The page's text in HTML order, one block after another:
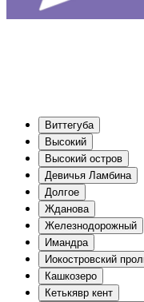
Виттегуба
Высокий
Высокий остров
Девичья Ламбина
Долгое
Жданова
Железнодорожный
Имандра
Иокостровский
Кашкозеро
Кетькявр кент